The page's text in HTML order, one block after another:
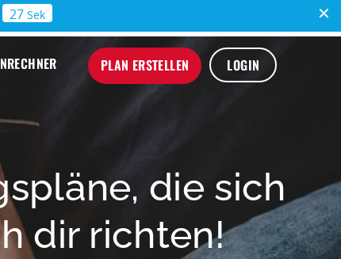
PLAN ERSTELLEN LOGIN
die sich
dir richten!
26Sek